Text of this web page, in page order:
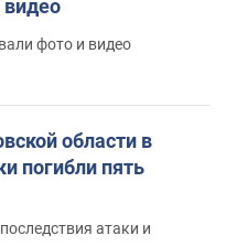
видео
фото и видео
области в
погибли пять
атаки и